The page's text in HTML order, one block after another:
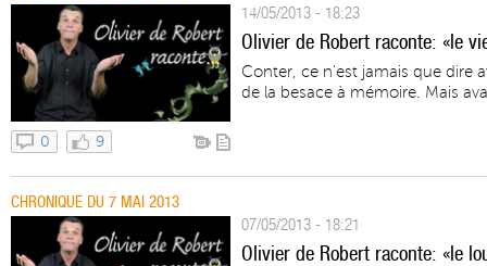
0 9
14/05/2013 - 18:23
Olivier de Robert raconte: «le
Conter, ce n'est jamais que dire
de la besace à mémoire. Mais
CHRONIQUE DU 7 MAI 2013
07/05/2013 - 18:21
Olivier de Robert raconte: «le